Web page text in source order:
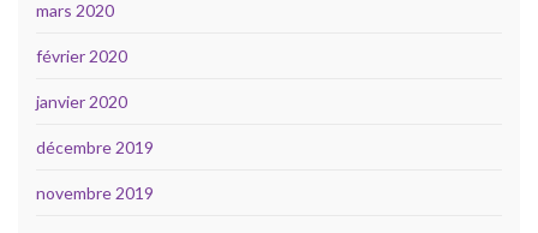
mars 2020
février 2020
janvier 2020
décembre 2019
novembre 2019